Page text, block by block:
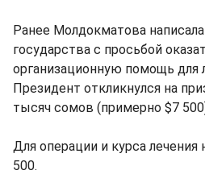
Ранее Молдокматова написала
государства с просьбой
организационную помощь для
Президент откликнулся на
тысяч сомов (примерно $7
Для операции и курса
500.